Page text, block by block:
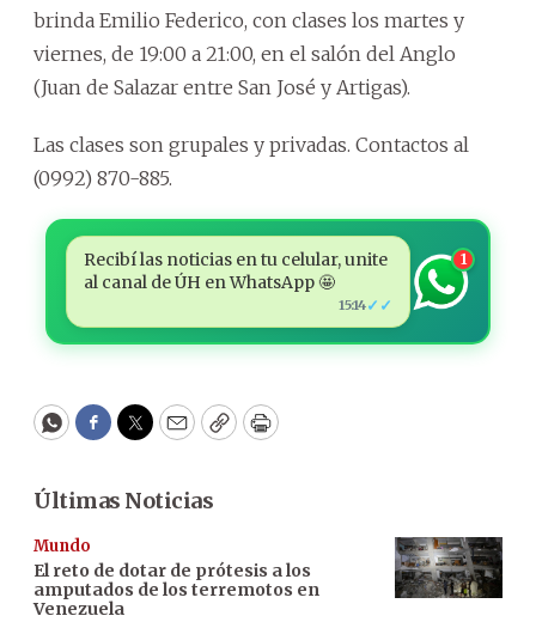
brinda Emilio Federico, con clases los martes y
viernes, de 19:00 a 21:00, en el salón del Anglo
(Juan de Salazar entre San José y Artigas).
Las clases son grupales y privadas. Contactos al
(0992) 870-885.
Recibí las noticias en tu celular, unite
al canal de ÚH en WhatsApp 🤩
15:14✓✓
1
WhatsApp
Facebook
Twitter
EmailCopyPrint
Últimas Noticias
Mundo
El reto de dotar de prótesis a los
amputados de los terremotos en
Venezuela